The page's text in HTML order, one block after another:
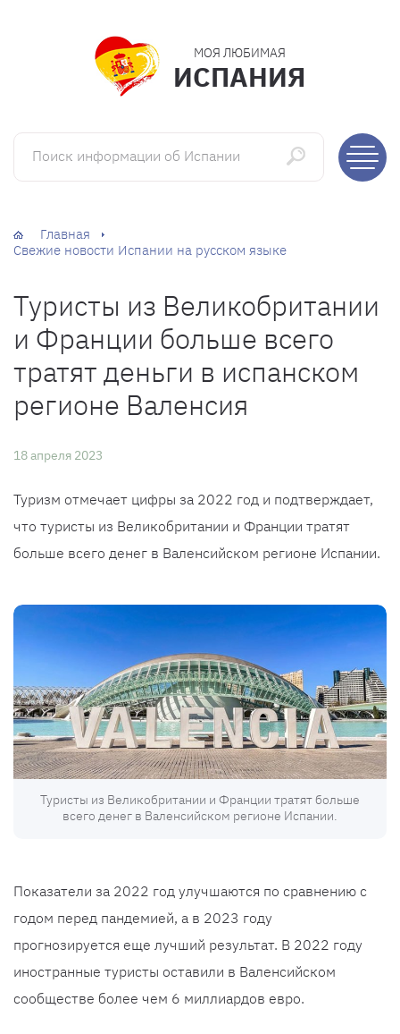
МОЯ ЛЮБИМАЯ
ИСПАНИЯ
Поиск информации об Испании
Главная
Свежие новости Испании на русском языке
Туристы из Великобритании
и Франции больше всего
тратят деньги в испанском
регионе Валенсия
18 апреля 2023
Туризм отмечает цифры за 2022 год и подтверждает,
что туристы из Великобритании и Франции тратят
больше всего денег в Валенсийском регионе Испании.
Туристы из Великобритании и Франции тратят больше
всего денег в Валенсийском регионе Испании.
Показатели за 2022 год улучшаются по сравнению с
годом перед пандемией, а в 2023 году
прогнозируется еще лучший результат. В 2022 году
иностранные туристы оставили в Валенсийском
сообществе более чем 6 миллиардов евро.